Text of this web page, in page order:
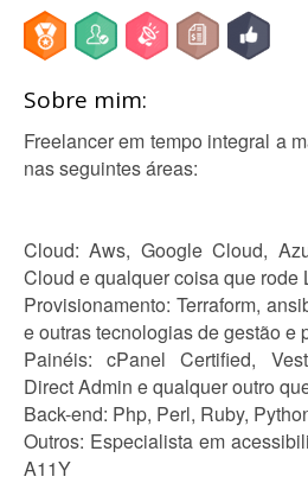
Sobre mim:
Freelancer em tempo integral a
nas seguintes áreas:
Cloud: Aws, Google Cloud,
Cloud e qualquer coisa que rode
Provisionamento: Terraform,
e outras tecnologias de gestão e
Painéis: cPanel Certified,
Direct Admin e qualquer outro
Back-end: Php, Perl, Ruby,
Outros: Especialista em
A11Y